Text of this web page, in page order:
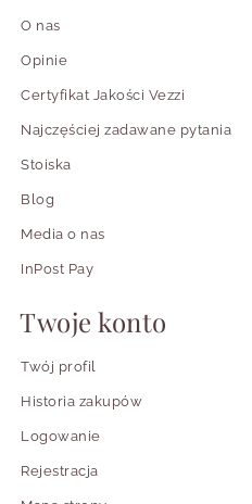
O nas
Opinie
Certyfikat Jakości Vezzi
Najczęściej zadawane pytania
Stoiska
Blog
Media o nas
InPost Pay
Twoje konto
Twój profil
Historia zakupów
Logowanie
Rejestracja